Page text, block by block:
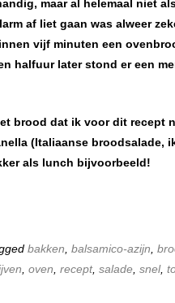
maar al helemaal niet
af liet gaan was alweer
vijf minuten een
halfuur later stond er een
brood dat ik voor dit recept
(Italiaanse broodsalade,
als lunch bijvoorbeeld!
bakken balsamico-azijn
oven recept, salade snel,